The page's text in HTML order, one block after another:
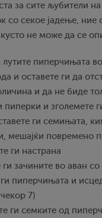
за сите љубители
со секое јадење,
не може да се
лутите пиперчињата
и оставете ги да
и да не биде
пиперки и зголемете
ги семињата,
мешајќи повремено
ги настрана
зачините во аван
пиперчињата и
7)
ги семките од